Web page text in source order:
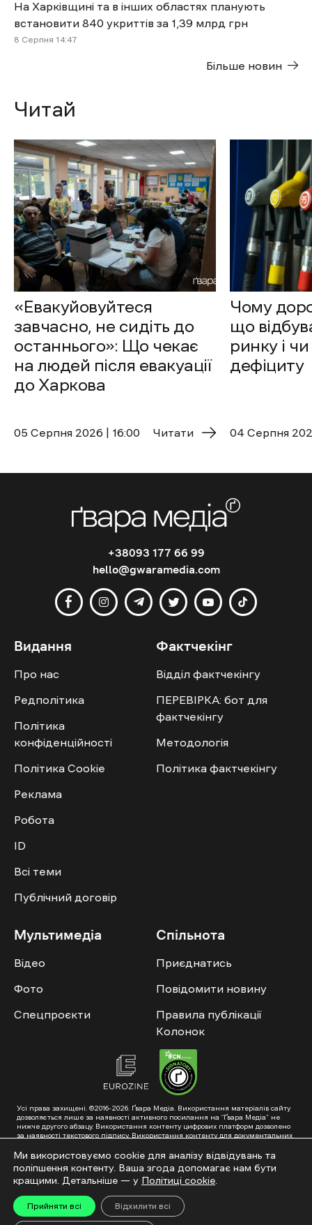
На Харківщині та в інших областях планують
встановити 840 укриттів за 1,39 млрд грн
8 Cерпня 14:47
Більше новин
Читай
«Евакуйовуйтеся
завчасно, не сидіть до
останнього»: Що чекає
на людей після евакуації
до Харкова
05 Cерпня 2026 | 16:00 Читати
Чому
що
ринку і
дефіциту
04 Cерпня
+38093 177 66 99
hello@gwaramedia.com
Видання
Про нас
Редполітика
Політика
конфіденційності
Політика Cookie
Реклама
Робота
ID
Всі теми
Публічний договір
Фактчекінг
Відділ фактчекінгу
ПЕРЕВІРКА: бот для
фактчекінгу
Методологія
Політика фактчекінгу
Мультимедіа
Відео
Фото
Спецпроєкти
Спільнота
Приєднатись
Повідомити новину
Правила публікації
Колонок
Усі права захищені. ©2016-2026. Ґвара Медіа. Використання матеріалів сайту
дозволяється лише за наявності активного посилання на “Ґвара Медіа” не
нижче другого абзацу. Використання контенту цифрових платформ дозволено
за наявності текстового підпису. Використання контенту для документальних
схвалення від редакції.
Суб’єкт у сфері онлайн-медіа; ідентифікатор медіа – R40-01353. Поштова
адреса: ГО «Ґвара Медіа», 61057, Харків, вул. Гоголя, 14, абонентська скринька
№7400
Підкинь нам тему на пошту – hello@gwaramedia.com
Модернізація сайту:
Ми використовуємо cookie для аналізу відвідувань та
поліпшення контенту. Ваша згода допомагає нам бути
кращими. Детальніше — у Політиці cookie
Прийняти всі Відхилити всі